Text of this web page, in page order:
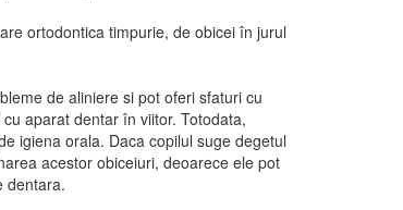
ortodontica timpurie, de obicei în jurul
de aliniere si pot oferi sfaturi cu
aparat dentar în viitor. Totodata,
igiena orala. Daca copilul suge degetul
acestor obiceiuri, deoarece ele pot
dentara.